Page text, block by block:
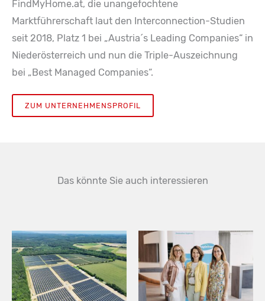
FindMyHome.at, die unangefochtene
Marktführerschaft laut den Interconnection-Studien
seit 2018, Platz 1 bei „Austria´s Leading Companies“ in
Niederösterreich und nun die Triple-Auszeichnung
bei „Best Managed Companies“.
ZUM UNTERNEHMENSPROFIL
Das könnte Sie auch interessieren